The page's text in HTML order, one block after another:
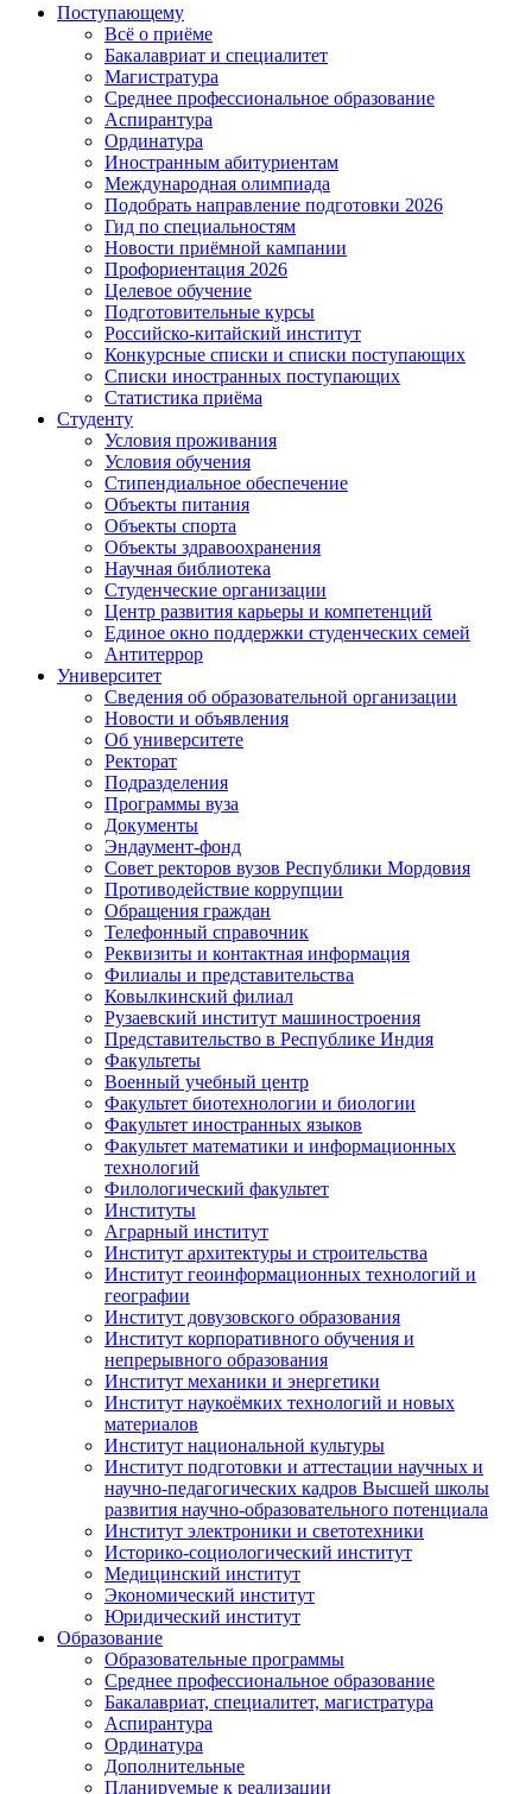
Поступающему
Всё о приёме
Бакалавриат и специалитет
Магистратура
Среднее профессиональное образование
Аспирантура
Ординатура
Иностранным абитуриентам
Международная олимпиада
Подобрать направление подготовки 2026
Гид по специальностям
Новости приёмной кампании
Профориентация 2026
Целевое обучение
Подготовительные курсы
Российско-китайский институт
Конкурсные списки и списки поступающих
Списки иностранных поступающих
Статистика приёма
Студенту
Условия проживания
Условия обучения
Стипендиальное обеспечение
Объекты питания
Объекты спорта
Объекты здравоохранения
Научная библиотека
Студенческие организации
Центр развития карьеры и компетенций
Единое окно поддержки студенческих семей
Антитеррор
Университет
Сведения об образовательной организации
Новости и объявления
Об университете
Ректорат
Подразделения
Программы вуза
Документы
Эндаумент-фонд
Совет ректоров вузов Республики Мордовия
Противодействие коррупции
Обращения граждан
Телефонный справочник
Реквизиты и контактная информация
Филиалы и представительства
Ковылкинский филиал
Рузаевский институт машиностроения
Представительство в Республике Индия
Факультеты
Военный учебный центр
Факультет биотехнологии и биологии
Факультет иностранных языков
Факультет математики и информационных
технологий
Филологический факультет
Институты
Аграрный институт
Институт архитектуры и строительства
Институт геоинформационных технологий и
географии
Институт довузовского образования
Институт корпоративного обучения и
непрерывного образования
Институт механики и энергетики
Институт наукоёмких технологий и новых
материалов
Институт национальной культуры
Институт подготовки и аттестации научных и
научно-педагогических кадров Высшей школы
развития научно-образовательного потенциала
Институт электроники и светотехники
Историко-социологический институт
Медицинский институт
Экономический институт
Юридический институт
Образование
Образовательные программы
Среднее профессиональное образование
Бакалавриат, специалитет, магистратура
Аспирантура
Ординатура
Дополнительные
Планируемые к реализации